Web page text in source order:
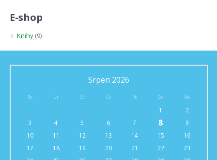
E-shop
Knihy (9)
Srpen 2026
Po Út St Čt Pá So Ne
1
2
3
4 5 6 7 8
9
10
11 12 13 14 15
16
17
18 19 20 21 22
23